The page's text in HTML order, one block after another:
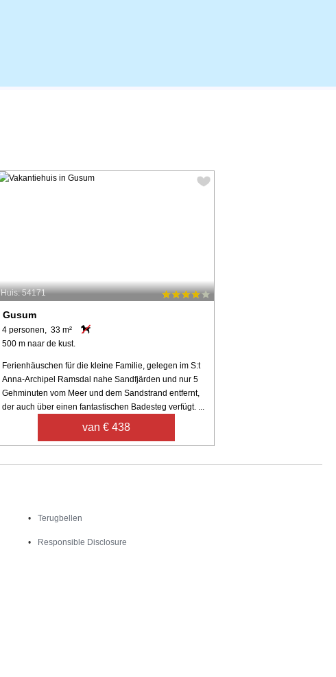
Huis: 54171
Gusum
4 personen, 33 m²
500 m naar de kust.
Ferienhäuschen für die kleine Familie, gelegen im S:t
Anna-Archipel Ramsdal nahe Sandfjärden und nur 5
Gehminuten vom Meer und dem Sandstrand entfernt,
der auch über einen fantastischen Badesteg verfügt. ...
van € 438
Terugbellen
Responsible Disclosure